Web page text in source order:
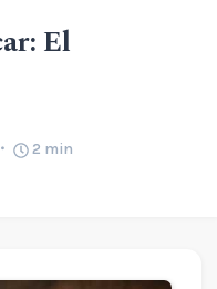
El
2 min